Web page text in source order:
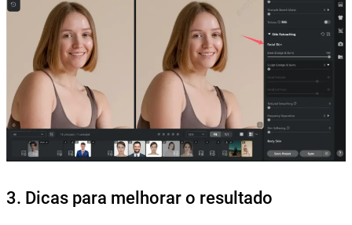
3. Dicas para melhorar o resultado